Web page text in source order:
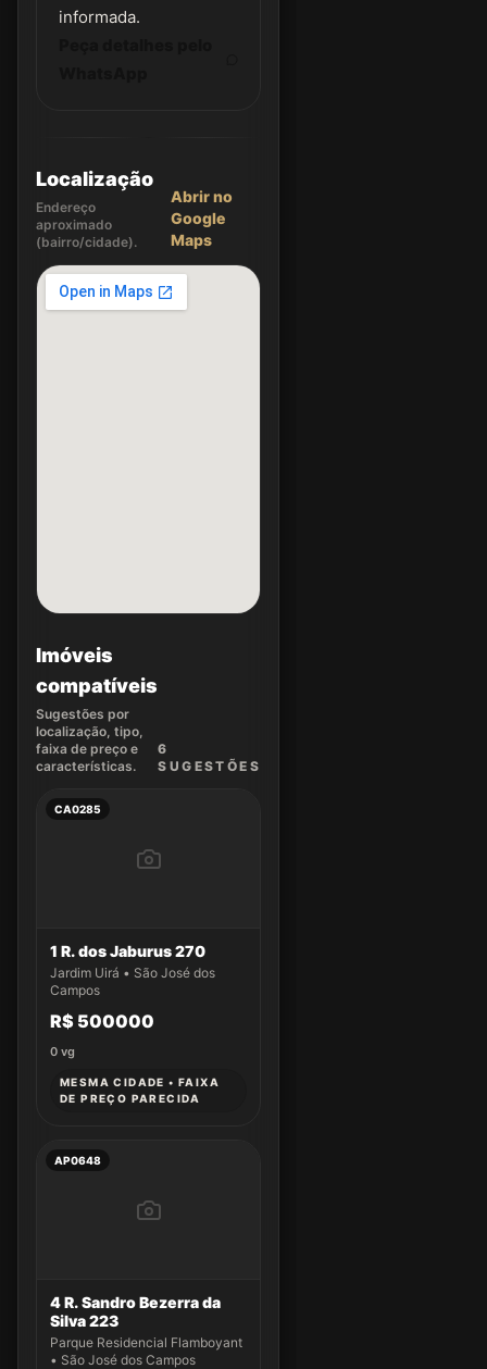
informada.
Localização
Endereço
aproximado
(bairro/cidade).
Abrir no
Google
Maps
Imóveis
compatíveis
Sugestões por
localização, tipo,
faixa de preço e
características.
6
SUGEST ÕES
CA0285
1 R. dos Jaburus 270
Jardim Uirá • São José dos
Campos
R$ 500000
0 vg
MESMA CIDADE • FAIXA
DE PREÇO PARECIDA
AP0648
4 R. Sandro Bezerra da
Silva 223
Parque Residencial Flamboyant
• São José dos Campos